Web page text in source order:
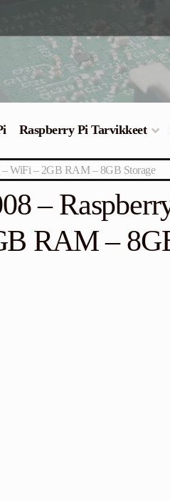
Raspberry Pi Tarvikkeet
WiFi – 2GB RAM – 8GB Storage
–
RAM –